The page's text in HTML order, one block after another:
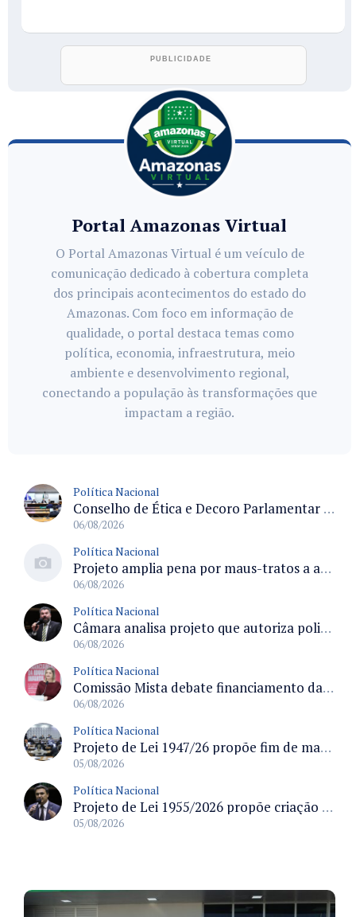
Portal Amazonas Virtual
O Portal Amazonas Virtual é um veículo de
comunicação dedicado à cobertura completa
dos principais acontecimentos do estado do
Amazonas. Com foco em informação de
qualidade, o portal destaca temas como
política, economia, infraestrutura, meio
ambiente e desenvolvimento regional,
conectando a população às transformações que
impactam a região.
Política Nacional
Conselho de Ética e Decoro Parlamentar analisa representações e oitivas agendadas para terça (11)
06/08/2026
Política Nacional
Projeto amplia pena por maus-tratos a animais divulgados em redes sociais na Câmara
06/08/2026
Política Nacional
Câmara analisa projeto que autoriza policiais civis embarcarem armados em aeronaves civis mediante regras
06/08/2026
Política Nacional
Comissão Mista debate financiamento da educação infantil e desafios do Fundeb e do CAQ na oferta de creches
06/08/2026
Política Nacional
Projeto de Lei 1947/26 propõe fim de margens para cartão de crédito e consignado do INSS
05/08/2026
Política Nacional
Projeto de Lei 1955/2026 propõe criação de geração livre de fumo ao restringir venda de vapes a nascidos desde 1º de janeiro de 2009
05/08/2026